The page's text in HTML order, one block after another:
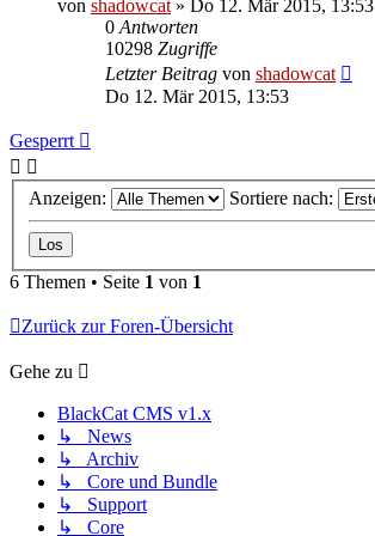
von shadowcat »
Do 12. Mär 2015, 13:53
0 Antworten
10298 Zugriffe
Letzter Beitrag von shadowcat
Do 12. Mär 2015, 13:53
Gesperrt
Anzeigen: Sortiere nach:
6 Themen • Seite 1 von 1
Zurück zur Foren-Übersicht
Gehe zu
BlackCat CMS v1.x
↳ News
↳ Archiv
↳ Core und Bundle
↳ Support
↳ Core